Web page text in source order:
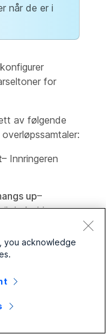
når de er i
for
av følgende
– Innringeren
up–
de kobler seg
– Angi
you acknowledge